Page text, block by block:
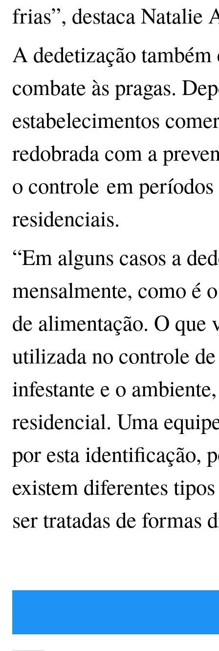
frias”, destaca
A dedetização
combate às pragas.
estabelecimentos
redobrada com a
o controle em
residenciais.
“Em alguns casos a
mensalmente, como é
de alimentação. O que
utilizada no controle de
infestante e o
residencial. Uma
por esta identificação,
existem diferentes
ser tratadas de formas